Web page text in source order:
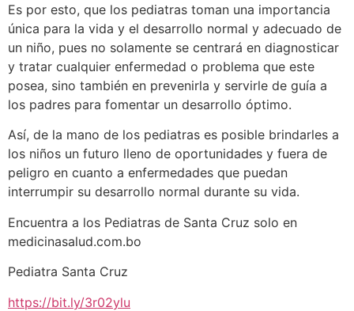
Es por esto, que los pediatras toman una importancia
única para la vida y el desarrollo normal y adecuado de
un niño, pues no solamente se centrará en diagnosticar
y tratar cualquier enfermedad o problema que este
posea, sino también en prevenirla y servirle de guía a
los padres para fomentar un desarrollo óptimo.
Así, de la mano de los pediatras es posible brindarles a
los niños un futuro lleno de oportunidades y fuera de
peligro en cuanto a enfermedades que puedan
interrumpir su desarrollo normal durante su vida.
Encuentra a los Pediatras de Santa Cruz solo en
medicinasalud.com.bo
Pediatra Santa Cruz
https://bit.ly/3r02ylu